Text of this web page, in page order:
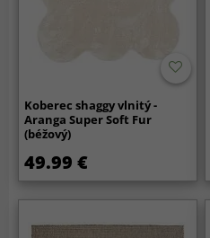
Koberec shaggy vlnitý -
Aranga Super Soft Fur
(béžový)
49.99 €